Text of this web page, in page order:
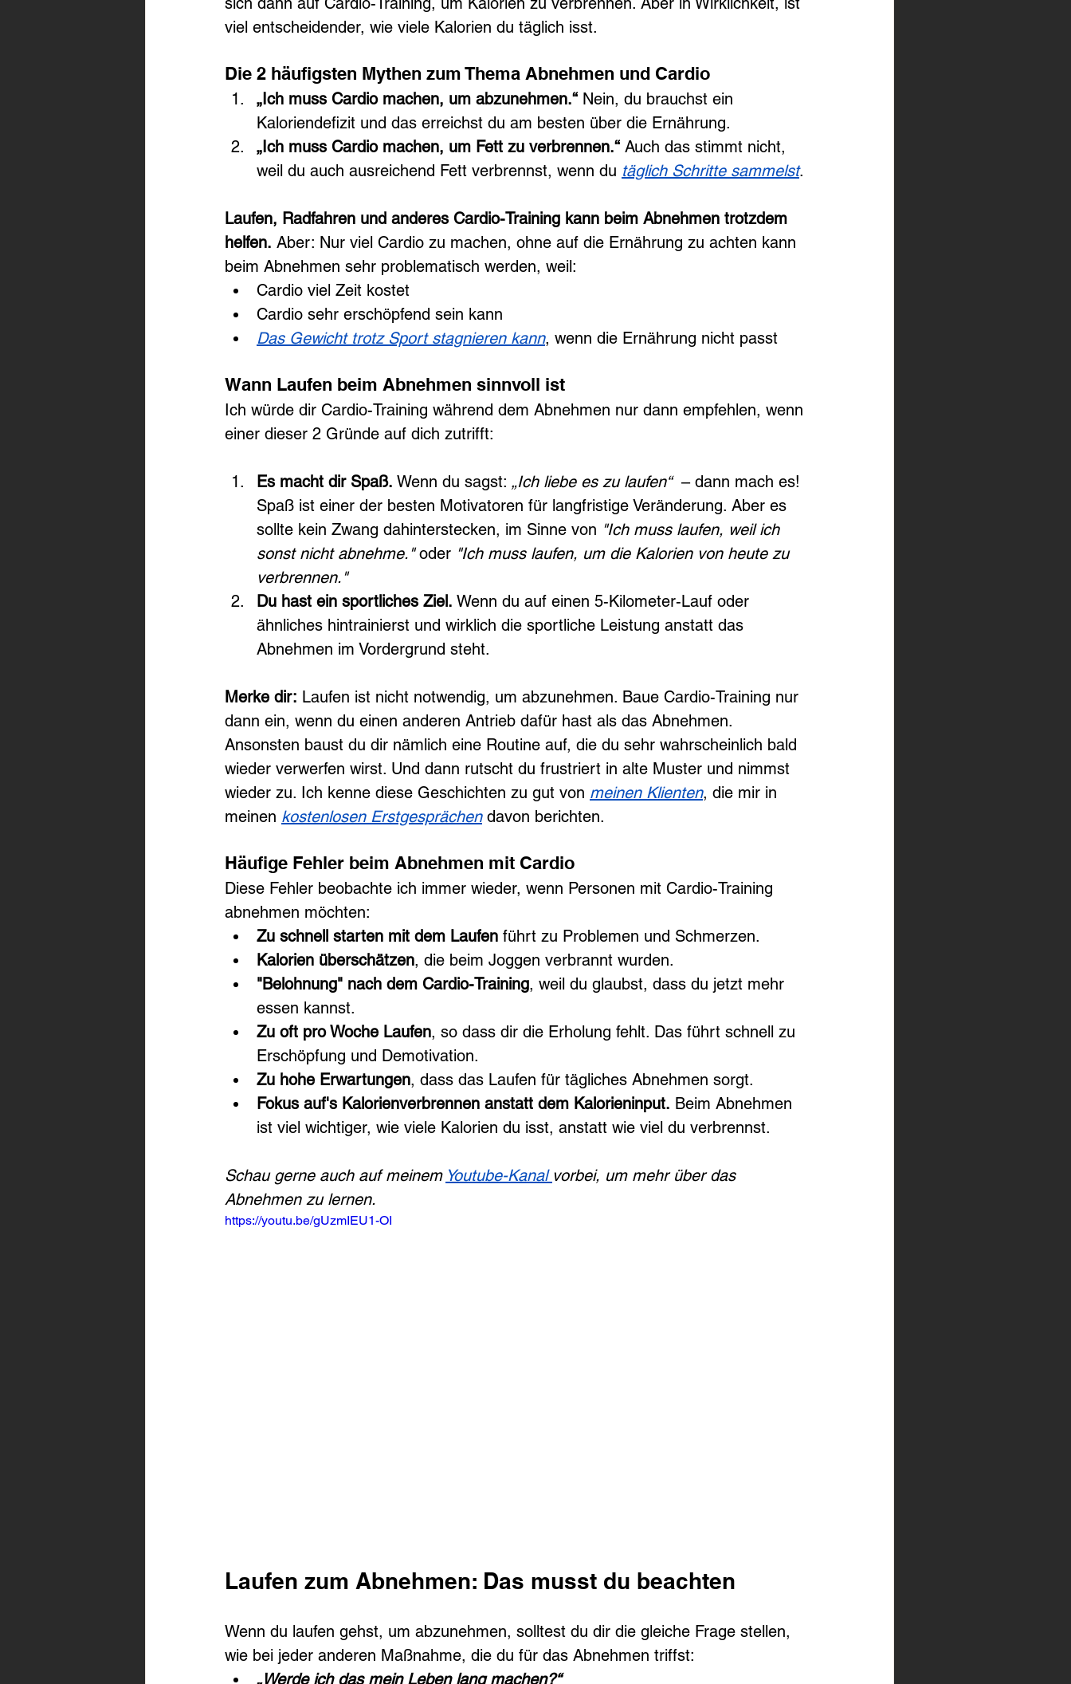
viel entscheidender, wie viele Kalorien du täglich isst.
Die 2 häufigsten Mythen zum Thema Abnehmen und Cardio
„Ich muss Cardio machen, um abzunehmen.“ Nein, du brauchst ein
Kaloriendefizit und das erreichst du am besten über die Ernährung.
„Ich muss Cardio machen, um Fett zu verbrennen.“ Auch das stimmt nicht,
weil du auch ausreichend Fett verbrennst, wenn du täglich Schritte sammelst.
Laufen, Radfahren und anderes Cardio-Training kann beim Abnehmen trotzdem
helfen. Aber: Nur viel Cardio zu machen, ohne auf die Ernährung zu achten kann
beim Abnehmen sehr problematisch werden, weil:
Cardio viel Zeit kostet
Cardio sehr erschöpfend sein kann
Das Gewicht trotz Sport stagnieren kann, wenn die Ernährung nicht passt
Wann Laufen beim Abnehmen sinnvoll ist
Ich würde dir Cardio-Training während dem Abnehmen nur dann empfehlen, wenn
einer dieser 2 Gründe auf dich zutrifft:
Es macht dir Spaß. Wenn du sagst: „Ich liebe es zu laufen“
  – dann mach es!
Spaß ist einer der besten Motivatoren für langfristige Veränderung. Aber es
sollte kein Zwang dahinterstecken, im Sinne von "Ich muss laufen, weil ich
sonst nicht abnehme." oder "Ich muss laufen, um die Kalorien von heute zu
verbrennen."
Du hast ein sportliches Ziel. Wenn du auf einen 5-Kilometer-Lauf oder
ähnliches hintrainierst und wirklich die sportliche Leistung anstatt das
Abnehmen im Vordergrund steht.
Merke dir: Laufen ist nicht notwendig, um abzunehmen. Baue Cardio-Training nur
dann ein, wenn du einen anderen Antrieb dafür hast als das Abnehmen.
Ansonsten baust du dir nämlich eine Routine auf, die du sehr wahrscheinlich bald
wieder verwerfen wirst. Und dann rutscht du frustriert in alte Muster und nimmst
wieder zu. Ich kenne diese Geschichten zu gut von meinen Klienten, die mir in
meinen kostenlosen Erstgesprächen davon berichten.
Häufige Fehler beim Abnehmen mit Cardio
Diese Fehler beobachte ich immer wieder, wenn Personen mit Cardio-Training
abnehmen möchten:
Zu schnell starten mit dem Laufen führt zu Problemen und Schmerzen.
Kalorien überschätzen, die beim Joggen verbrannt wurden.
"Belohnung" nach dem Cardio-Training, weil du glaubst, dass du jetzt mehr
essen kannst.
Zu oft pro Woche Laufen, so dass dir die Erholung fehlt. Das führt schnell zu
Erschöpfung und Demotivation.
Zu hohe Erwartungen, dass das Laufen für tägliches Abnehmen sorgt.
Fokus auf's Kalorienverbrennen anstatt dem Kalorieninput. Beim Abnehmen
ist viel wichtiger, wie viele Kalorien du isst, anstatt wie viel du verbrennst.
Schau gerne auch auf meinem Youtube-Kanal vorbei, um mehr über das
Abnehmen zu lernen.
https://youtu.be/gUzmIEU1-OI
Laufen zum Abnehmen: Das musst du beachten
Wenn du laufen gehst, um abzunehmen, solltest du dir die gleiche Frage stellen,
wie bei jeder anderen Maßnahme, die du für das Abnehmen triffst:
„Werde ich das mein Leben lang machen?“